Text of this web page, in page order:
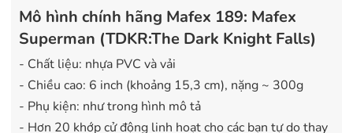
Mô hình chính hãng Mafex 189: Mafex
Superman (TDKR:The Dark Knight Falls)
- Chất liệu: nhựa PVC và vải
- Chiều cao: 6 inch (khoảng 15,3 cm), nặng ~ 300g
- Phụ kiện: như trong hình mô tả
- Hơn 20 khớp cử động linh hoạt cho các bạn tự do thay